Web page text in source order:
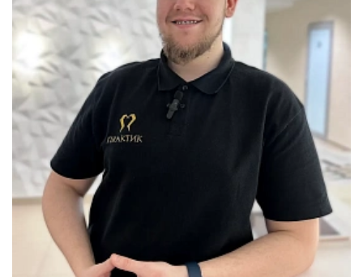
Лечение зубов за один день
Лечение пульпита и периодонтита
Лечение пародонтита
Наращивание зуба
ИСПРАВЛЕНИЕ ПРИКУСА
Металлические брекеты
Установка брекетов
Элайнеры
Элайнеры ClearCorrect